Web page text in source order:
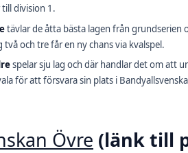
division 1.
tävlar de åtta bästa lagen från grundserien
och tre får en ny chans via kvalspel.
spelar sju lag och där handlar det om att
för att försvara sin plats i
Övre (länk till